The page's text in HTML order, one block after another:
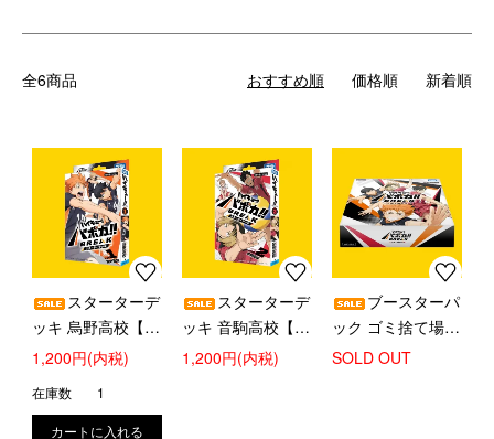
全6商品 おすすめ順 価格順 新着順
スターターデ
ッキ 烏野高校【新
品販売】
1,200円(内税)
在庫数 1
スターターデ
ッキ 音駒高校【新
品販売】
1,200円(内税)
ブースターパ
ック ゴミ捨て場の
決戦【新品BOX販
SOLD OUT